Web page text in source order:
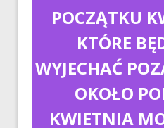
POCZĄTKU
KTÓRE
WYJECHAĆ
OKOŁO
KWIETNIA